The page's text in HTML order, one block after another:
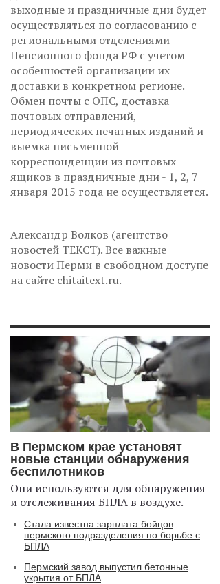
выходные и праздничные дни будет
осуществляться по согласованию с
региональными отделениями
Пенсионного фонда РФ с учетом
особенностей организации их
доставки в конкретном регионе.
Обмен почты с ОПС, доставка
почтовых отправлений,
периодических печатных изданий и
выемка письменной
корреспонденции из почтовых
ящиков в праздничные дни - 1, 2, 7
января 2015 года не осуществляется.
Александр Волков (агентство
новостей ТЕКСТ). Все важные
новости Перми в свободном доступе
на сайте chitaitext.ru.
В Пермском крае установят
новые станции обнаружения
беспилотников
Они используются для обнаружения
и отслеживания БПЛА в воздухе.
Стала известна зарплата бойцов
пермского подразделения по борьбе с
БПЛА
Пермский завод выпустил бетонные
укрытия от БПЛА